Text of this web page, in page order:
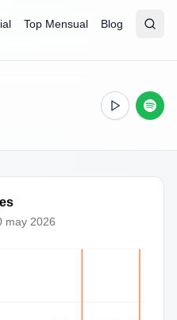
Top Mensual Blog
Abrir
may 2026